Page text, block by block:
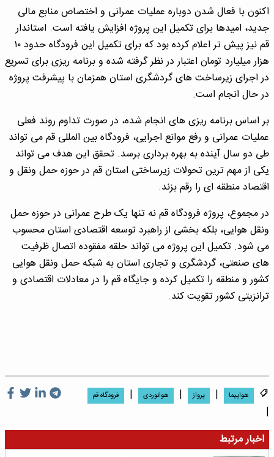
اکنون با فعال شدن دوباره عملیات عمرانی و اختصاص منابع مالی
جدید، امیدها برای تکمیل این پروژه افزایش یافته است. استاندار
قم نیز پیش تر اعلام کرده بود که برای تکمیل این فرودگاه حدود ۱۰
هزار میلیارد تومان اعتبار در نظر گرفته شده و برنامه ریزی برای تسریع
در اجرای زیرساخت های گردشگری استان همزمان با پیشرفت پروژه
در حال انجام است.
بر اساس برنامه ریزی های انجام شده، در صورت تداوم روند فعلی
عملیات عمرانی و رفع موانع اجرایی، فرودگاه بین المللی قم می تواند
طی دو سال آینده به بهره برداری برسد. تحقق این هدف می تواند
یکی از مهم ترین تحولات زیرساختی استان قم در حوزه حمل ونقل و
اقتصاد منطقه ای را رقم بزند.
در مجموع، پروژه فرودگاه قم نه تنها یک طرح عمرانی در حوزه حمل
ونقل هوایی، بلکه بخشی از راهبرد توسعه اقتصادی استان محسوب
می شود. تکمیل این پروژه می تواند حلقه مفقوده اتصال ظرفیت
های صنعتی، گردشگری و تجاری استان به شبکه حمل ونقل هوایی
کشور و منطقه را تکمیل کرده و جایگاه قم را در معادلات اقتصادی و
ترانزیتی کشور تقویت کند.
هواپیما | پرواز | هوانوردی | فرودگاه قم
|
اخبار مرتبط